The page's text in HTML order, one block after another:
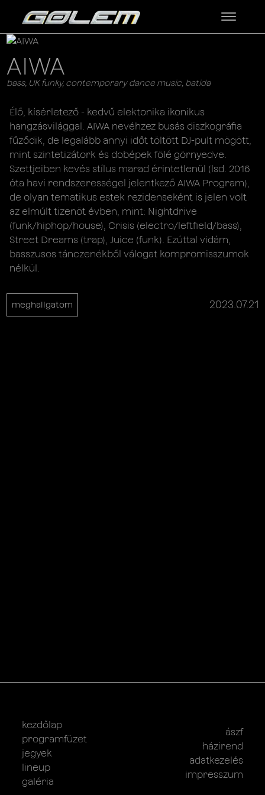
AIWA
bass, UK funky, contemporary dance music, batida
Élő, kísérletező - kedvű elektonika ikonikus
hangzásvilággal. AIWA nevéhzez busás diszkográfia
fűződik, de legalább annyi időt töltött DJ-pult mögött,
mint szintetizátork és dobépek fölé görnyedve.
Szettjeiben kevés stílus marad érintetlenül (lsd. 2016
óta havi rendszerességel jelentkező AIWA Program),
de olyan tematikus estek rezidenseként is jelen volt
az elmúlt tizenöt évben, mint: Nightdrive
(funk/hiphop/house), Crisis (electro/leftfield/bass),
Street Dreams (trap), Juice (funk). Ezúttal vidám,
basszusos tánczenékből válogat kompromisszumok
nélkül.
meghallgatom 2023.07.21
kezdőlap
programfüzet
jegyek
lineup
galéria
ászf
házirend
adatkezelés
impresszum